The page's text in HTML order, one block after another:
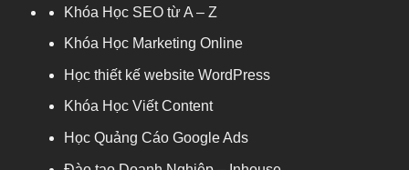
Khóa Học SEO từ A – Z
Khóa Học Marketing Online
Học thiết kế website WordPress
Khóa Học Viết Content
Học Quảng Cáo Google Ads